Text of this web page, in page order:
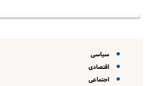
سیاسی
اقتصادی
اجتماعی